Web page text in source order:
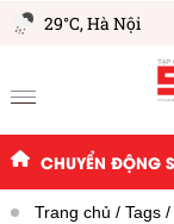
29°C,Hà Nội
CHUYỂN ĐỘNG
Trang chủ Tags